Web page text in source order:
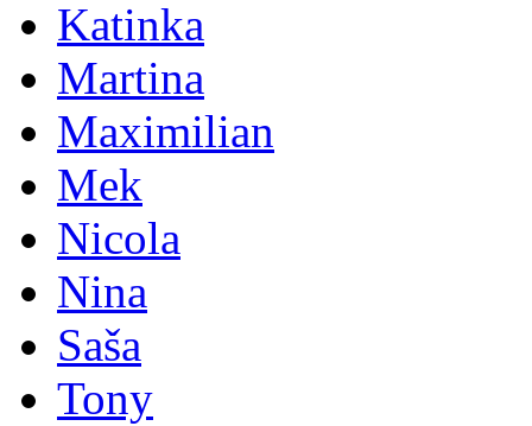
Katinka
Martina
Maximilian
Mek
Nicola
Nina
Saša
Tony